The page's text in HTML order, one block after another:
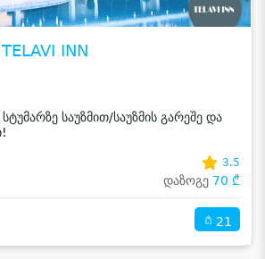
INN
საუზმით/საუზმის გარეშე და
3.5
დაზოგე 70 ₾
21